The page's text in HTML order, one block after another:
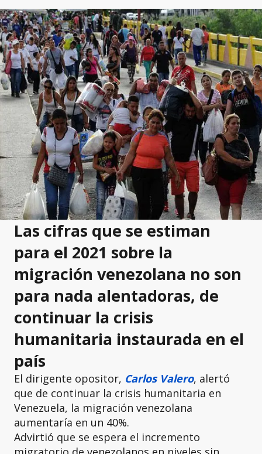
Las cifras que se estiman
para el 2021 sobre la
migración venezolana no son
para nada alentadoras, de
continuar la crisis
humanitaria instaurada en el
país
El dirigente opositor, Carlos Valero, alertó
que de continuar la crisis humanitaria en
Venezuela, la migración venezolana
aumentaría en un 40%.
Advirtió que se espera el incremento